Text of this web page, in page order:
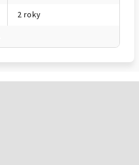
2 roky